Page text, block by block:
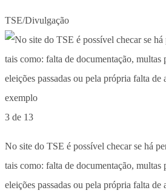
TSE/Divulgação
3 de 13
No site do TSE é possível checar se há
tais como: falta de documentação, multas
eleições passadas ou pela própria falta de